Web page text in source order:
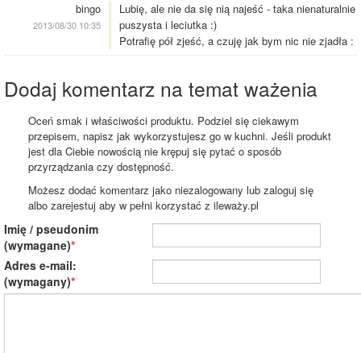
bingo
2013/08/30 10:35
Lubię, ale nie da się nią najeść - taka nienaturalnie
puszysta i leciutka :)
Potrafię pół zjeść, a czuję jak bym nic nie zjadła :
Dodaj komentarz na temat ważenia
Oceń smak i właściwości produktu. Podziel się ciekawym
przepisem, napisz jak wykorzystujesz go w kuchni. Jeśli produkt
jest dla Ciebie nowością nie krępuj się pytać o sposób
przyrządzania czy dostępność.
Możesz dodać komentarz jako niezalogowany lub zaloguj się
albo zarejestuj aby w pełni korzystać z ileważy.pl
Imię / pseudonim
(wymagane)
Adres e-mail:
(wymagany)